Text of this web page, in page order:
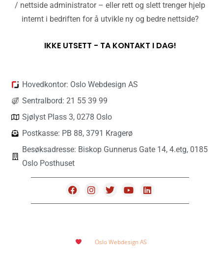
/ nettside administrator – eller rett og slett trenger hjelp
internt i bedriften for å utvikle ny og bedre nettside?
IKKE UTSETT - TA KONTAKT I DAG!
Hovedkontor: Oslo Webdesign AS
Sentralbord: 21 55 39 99
Sjølyst Plass 3, 0278 Oslo
Postkasse: PB 88, 3791 Kragerø
Besøksadresse: Biskop Gunnerus Gate 14, 4.etg, 0185
Oslo Posthuset
Oslo Webdesign AS